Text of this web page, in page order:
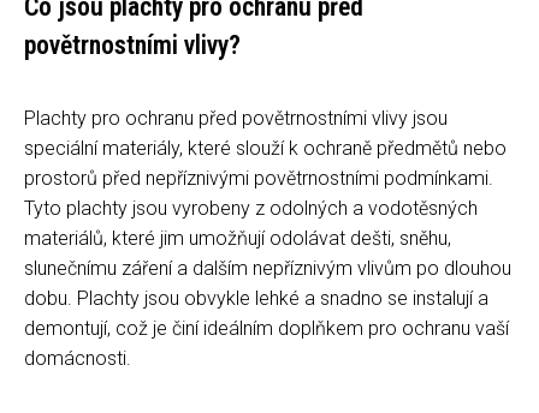
Co jsou plachty pro ochranu před
povětrnostními vlivy?
Plachty pro ochranu před povětrnostními vlivy jsou
speciální materiály, které slouží k ochraně předmětů nebo
prostorů před nepříznivými povětrnostními podmínkami.
Tyto plachty jsou vyrobeny z odolných a vodotěsných
materiálů, které jim umožňují odolávat dešti, sněhu,
slunečnímu záření a dalším nepříznivým vlivům po dlouhou
dobu. Plachty jsou obvykle lehké a snadno se instalují a
demontují, což je činí ideálním doplňkem pro ochranu vaší
domácnosti.